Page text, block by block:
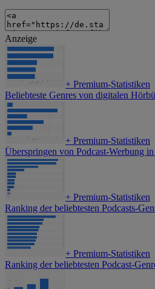
Anzeige
+ Premium-Statistiken
Beliebteste Genres von digitalen
+ Premium-Statistiken
Überspringen von Podcast-Werbung
+ Premium-Statistiken
Ranking der beliebtesten Podcasts-
+ Premium-Statistiken
Ranking der beliebtesten Podcast-